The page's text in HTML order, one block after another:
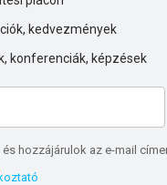
kedvezmények
konferenciák, képzések
és hozzájárulok az e-mail